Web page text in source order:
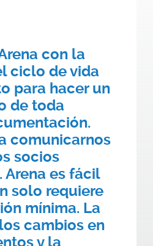
con la
ciclo de vida
para hacer un
de toda
comunicarnos
socios
Arena es fácil
solo requiere
mínima. La
cambios en
y la